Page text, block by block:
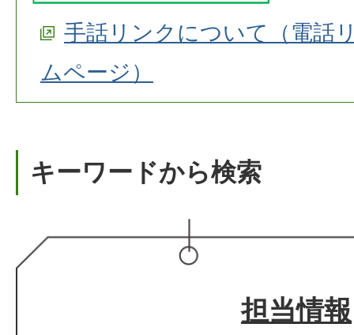
手話リンクについて（電話
ムページ）
キーワードから検索
担当情報